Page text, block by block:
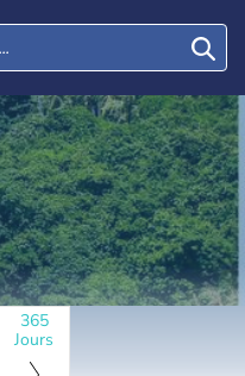
365
Jours